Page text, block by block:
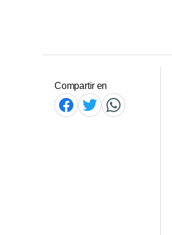
Compartir en